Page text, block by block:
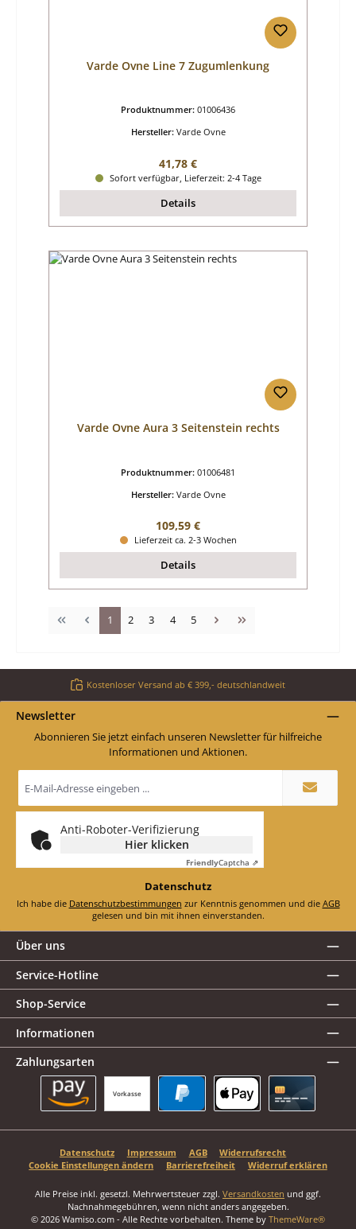
Varde Ovne Line 7 Zugumlenkung
Produktnummer: 01006436
Hersteller: Varde Ovne
Regulärer Preis:
41,78 €
Sofort verfügbar, Lieferzeit: 2-4 Tage
Details
Varde Ovne Aura 3 Seitenstein rechts
Produktnummer: 01006481
Hersteller: Varde Ovne
Regulärer Preis:
109,59 €
Lieferzeit ca. 2-3 Wochen
Details
Seite
1 Seite
2 Seite
3 Seite
4 Seite
5
Kostenloser Versand ab € 399,- deutschlandweit
Newsletter
Abonnieren Sie jetzt einfach unseren Newsletter für hilfreiche
Informationen und Aktionen.
Mail-
Adresse
*
Anti-Roboter-Verifizierung
Hier klicken
FriendlyCaptcha ⇗
Datenschutz
Ich habe die Datenschutzbestimmungen zur Kenntnis genommen und die AGB
gelesen und bin mit ihnen einverstanden.
Über uns
Service-Hotline
Shop-Service
Informationen
Zahlungsarten
Vorkasse
Datenschutz Impressum AGB
Widerrufsrecht
Cookie Einstellungen ändern
Barrierefreiheit Widerruf erklären
Alle Preise inkl. gesetzl. Mehrwertsteuer zzgl. Versandkosten und ggf.
Nachnahmegebühren, wenn nicht anders angegeben.
© 2026 Wamiso.com - Alle Rechte vorbehalten. Theme by ThemeWare®